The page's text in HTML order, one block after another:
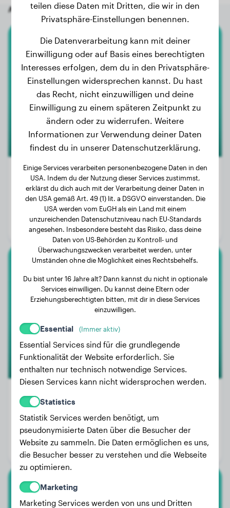
Andere zufällige Hunde
Jack Russell Terrier
Rocky
Gewicht:
7 kg
4 Jahre, 8 Monate
Geschlecht:
Rüde
Baudelaire
Gewicht:
Alter:
1 Jahr, 9 Monate
Geschlecht:
Rüde
teilen diese Daten mit Dritten, die wir in den
Privatsphäre-Einstellungen benennen.
Die Datenverarbeitung kann mit deiner
Einwilligung oder auf Basis eines berechtigten
Interesses erfolgen, dem du in den Privatsphäre-
Einstellungen widersprechen kannst. Du hast
das Recht, nicht einzuwilligen und deine
Einwilligung zu einem späteren Zeitpunkt zu
ändern oder zu widerrufen. Weitere
Informationen zur Verwendung deiner Daten
findest du in unserer Datenschutzerklärung.
Einige Services verarbeiten personenbezogene Daten in den
USA. Indem du der Nutzung dieser Services zustimmst,
erklärst du dich auch mit der Verarbeitung deiner Daten in
den USA gemäß Art. 49 (1) lit. a DSGVO einverstanden. Die
USA werden vom EuGH als ein Land mit einem
unzureichenden Datenschutzniveau nach EU-Standards
angesehen. Insbesondere besteht das Risiko, dass deine
Daten von US-Behörden zu Kontroll- und
Überwachungszwecken verarbeitet werden, unter
Umständen ohne die Möglichkeit eines Rechtsbehelfs.
Du bist unter 16 Jahre alt? Dann kannst du nicht in optionale
Services einwilligen. Du kannst deine Eltern oder
Erziehungsberechtigten bitten, mit dir in diese Services
einzuwilligen.
Essential (Immer aktiv)
Essential Services sind für die grundlegende
Funktionalität der Website erforderlich. Sie
enthalten nur technisch notwendige Services.
Diesen Services kann nicht widersprochen werden.
Statistics
Statistik Services werden benötigt, um
pseudonymisierte Daten über die Besucher der
Website zu sammeln. Die Daten ermöglichen es uns,
die Besucher besser zu verstehen und die Webseite
zu optimieren.
Marketing
Marketing Services werden von uns und Dritten